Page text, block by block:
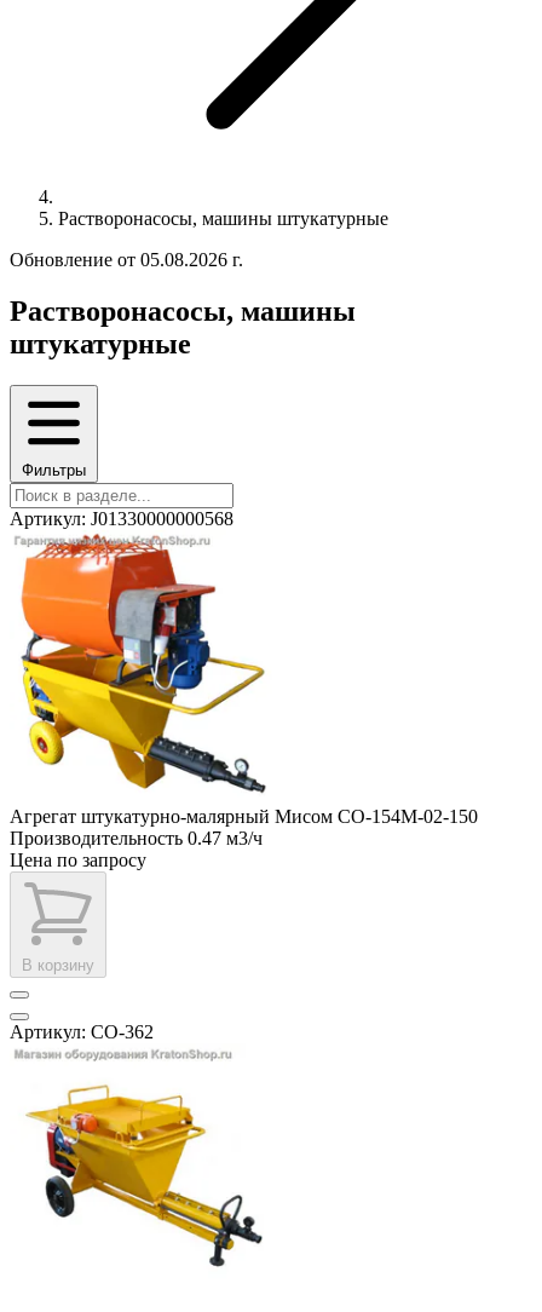
Растворонасосы, машины штукатурные
Обновление от 05.08.2026 г.
Растворонасосы, машины
штукатурные
Фильтры
Артикул: J01330000000568
Агрегат штукатурно-малярный Мисом СО-154М-02-150
Производительность 0.47 м3/ч
Цена по запросу
В корзину
Артикул: СО-362